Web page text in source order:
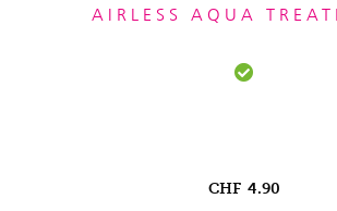
AIRLESS AQUA
CHF 4.90